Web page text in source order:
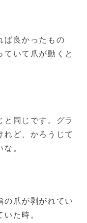
ば良かったもの
いて爪が動くと
と同じです。グラ
れど、かろうじて
。
の爪が剥がれてい
た時。